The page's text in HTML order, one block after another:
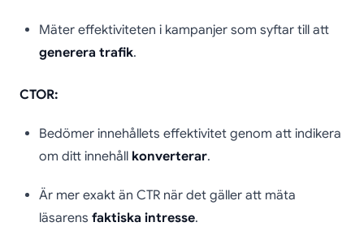
Mäter effektiviteten i kampanjer som syftar till att
generera trafik.
CTOR:
Bedömer innehållets effektivitet genom att indikera
om ditt innehåll konverterar.
Är mer exakt än CTR när det gäller att mäta
läsarens faktiska intresse.